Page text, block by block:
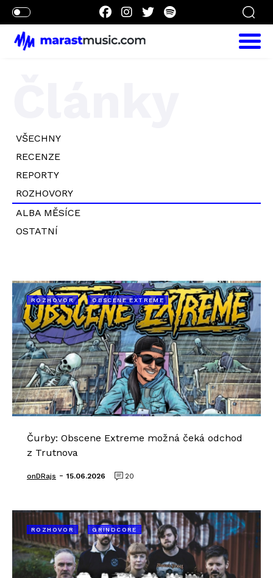
VŠECHNY
RECENZE
REPORTY
ROZHOVORY
ALBA MĚSÍCE
OSTATNÍ
ROZHOVOR OBSCENE EXTREME
Čurby: Obscene Extreme možná čeká odchod
z Trutnova
onDRajs - 15.06.2026 20
ROZHOVOR GRINDCORE